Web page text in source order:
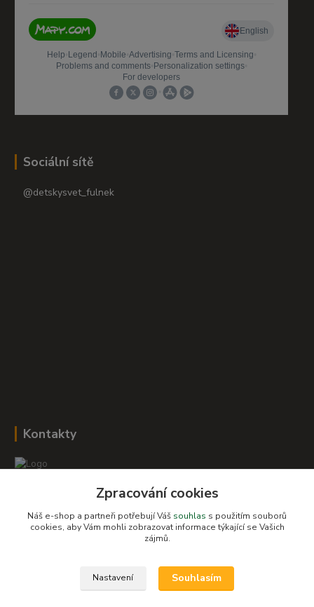
Sociální sítě
@detskysvet_fulnek
Kontakty
+420 604 278 943
obchod-detskysvet@seznam.cz
Zpracování cookies
Náš e-shop a partneři potřebují Váš souhlas s použitím souborů
cookies, aby Vám mohli zobrazovat informace týkající se Vašich
zájmů.
Nastavení Souhlasím